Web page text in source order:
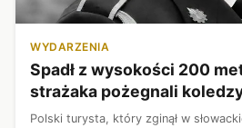
WYDARZENIA
Spadł z wysokości 200
strażaka pożegnali
Polski turysta, który zginął w